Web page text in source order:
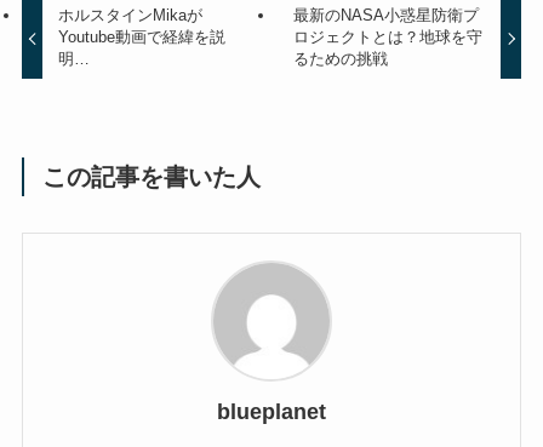
ホルスタインMikaが
Youtube動画で経緯を説
明…
最新のNASA小惑星防衛プ
ロジェクトとは？地球を守
るための挑戦
この記事を書いた人
blueplanet